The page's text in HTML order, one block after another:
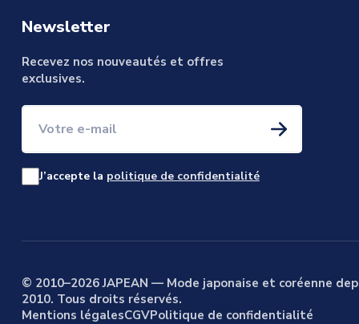
Newsletter
Recevez nos nouveautés et offres
exclusives.
J’accepte la politique de confidentialité
© 2010–2026 JAPEAN — Mode japonaise et coréenne
2010. Tous droits réservés.
Mentions légalesCGVPolitique de confidentialité